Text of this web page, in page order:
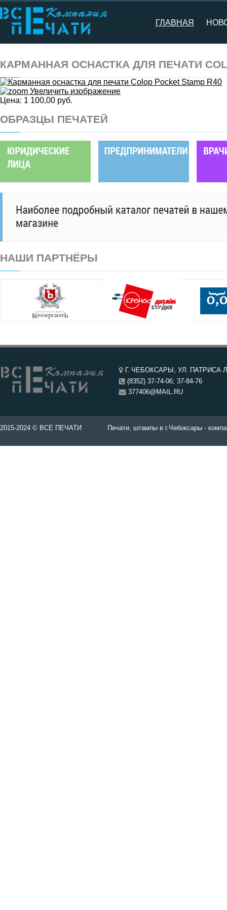
ГЛАВНАЯ
КАРМАННАЯ ОСНАСТКА ДЛЯ ПЕЧАТИ
Увеличить изображение
Цена: 1 100,00 руб.
ОБРАЗЦЫ ПЕЧАТЕЙ
НАШИ ПАРТНЁРЫ
Г. ЧЕБОКСАРЫ, УЛ. ПАТРИСА
(8352) 37-74-06; 37-84-76
377406@MAIL.RU
в Чебоксары. Печати, штампы в г.Чебоксары -
2015-2024 © ВСЕ ПЕЧАТИ